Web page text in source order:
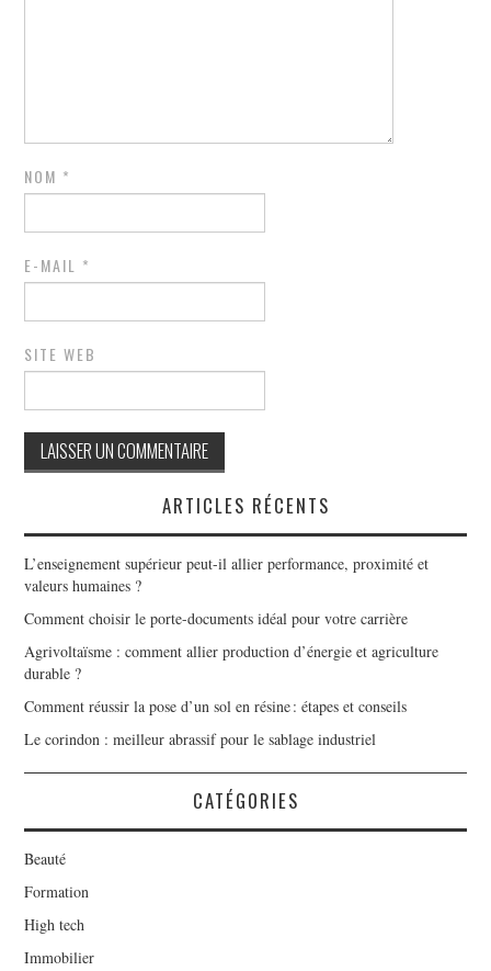
NOM *
E-MAIL *
SITE WEB
ARTICLES RÉCENTS
L’enseignement supérieur peut-il allier performance, proximité et
valeurs humaines ?
Comment choisir le porte-documents idéal pour votre carrière
Agrivoltaïsme : comment allier production d’énergie et agriculture
durable ?
Comment réussir la pose d’un sol en résine : étapes et conseils
Le corindon : meilleur abrassif pour le sablage industriel
CATÉGORIES
Beauté
Formation
High tech
Immobilier